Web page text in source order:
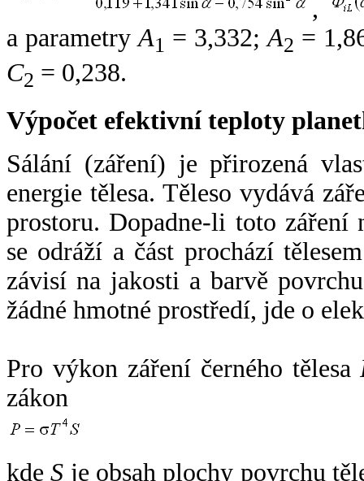
,
a parametryA1 = 3,332;A2 =
C2 = 0,238.
Výpočet efektivní teploty
Sálání (záření) je přirozená
energie tělesa. Těleso vydává
prostoru. Dopadne-li toto záření
se odráží a část prochází
závisí na jakosti a barvě
žádné hmotné prostředí, jde o
Pro výkon záření černého tělesa
zákon
kdeS je obsah plochy povrchu